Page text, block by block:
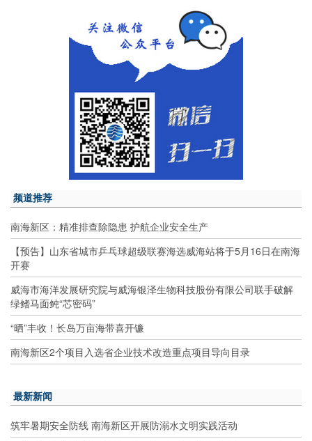
频道推荐
南海新区：精准排查除隐患 护航企业安全生产
【预告】山东省城市乒乓球超级联赛海选威海站将于5月16日在南海
开赛
威海市海洋发展研究院与威海银泽生物科技股份有限公司联手破解
绿鳍马面鲀“芯密码”
“晒”丰收！长岛万亩海带喜开镰
南海新区2个项目入选省企业技术改造重点项目导向目录
最新新闻
筑牢暑期安全防线 南海新区开展防溺水文明实践活动